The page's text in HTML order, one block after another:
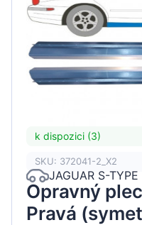
k dispozici (3)
SKU: 372041-2_X2
JAGUAR S-
Opravný
Pravá